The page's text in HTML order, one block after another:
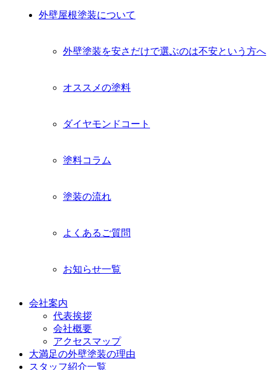
外壁屋根塗装について
外壁塗装を安さだけで選ぶのは不安という方へ
オススメの塗料
ダイヤモンドコート
塗料コラム
塗装の流れ
よくあるご質問
お知らせ一覧
会社案内
代表挨拶
会社概要
アクセスマップ
大満足の外壁塗装の理由
スタッフ紹介一覧